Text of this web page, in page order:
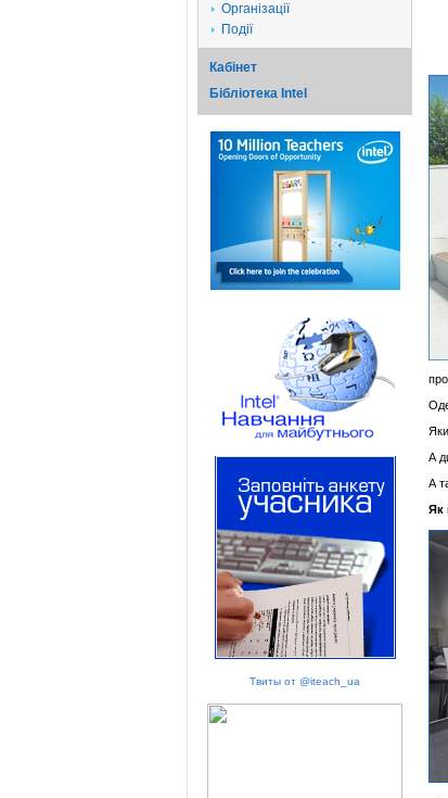
Організації
Події
Кабінет
Бібліотека Intel
Твиты от @iteach_ua
А
А
Як